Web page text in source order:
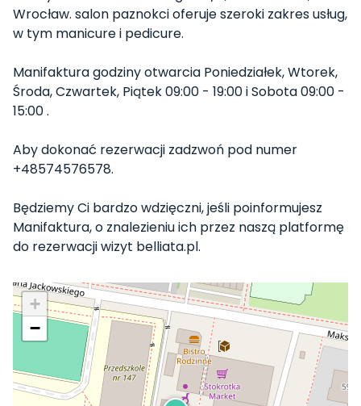
Wrocław. salon paznokci oferuje szeroki zakres usług,
w tym manicure i pedicure.
Manifaktura godziny otwarcia Poniedziałek, Wtorek,
Środa, Czwartek, Piątek 09:00 - 19:00 i Sobota 09:00 -
15:00 .
Aby dokonać rezerwacji zadzwoń pod numer
+48574576578.
Będziemy Ci bardzo wdzięczni, jeśli poinformujesz
Manifaktura, o znalezieniu ich przez naszą platformę
do rezerwacji wizyt belliata.pl.
+
−